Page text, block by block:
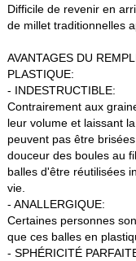
Difficile de revenir en
de millet traditionnelles
AVANTAGES DU
PLASTIQUE:
- INDESTRUCTIBLE:
Contrairement aux
leur volume et laissant
peuvent pas être
douceur des boules au
balles d'être réutilisées
vie.
- ANALLERGIQUE:
Certaines personnes
que ces balles en
- SPHÉRICITÉ